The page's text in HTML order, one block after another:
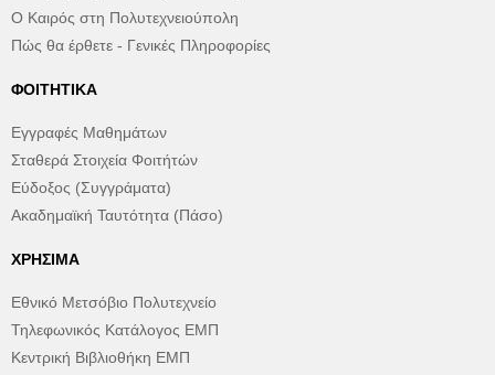
Ο Καιρός στη Πολυτεχνειούπολη
Πώς θα έρθετε - Γενικές Πληροφορίες
ΦΟΙΤΗΤΙΚΆ
Εγγραφές Μαθημάτων
Σταθερά Στοιχεία Φοιτήτών
Εύδοξος (Συγγράματα)
Ακαδημαϊκή Ταυτότητα (Πάσο)
ΧΡΉΣΙΜΑ
Εθνικό Μετσόβιο Πολυτεχνείο
Τηλεφωνικός Κατάλογος ΕΜΠ
Κεντρική Βιβλιοθήκη ΕΜΠ